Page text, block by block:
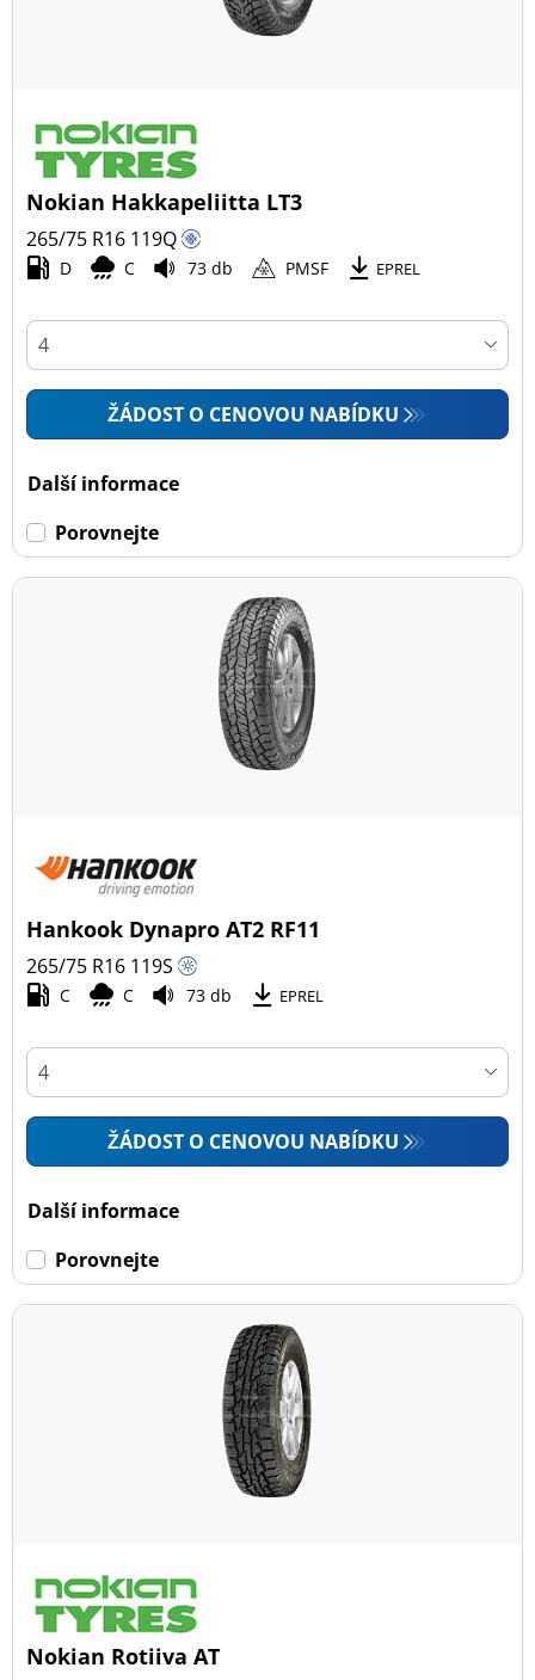
Nokian Hakkapeliitta LT3
265/75 R16 119Q
D C 73 db PMSF EPREL
ŽÁDOST O CENOVOU NABÍDKU
Další informace
Porovnejte
Hankook Dynapro AT2 RF11
265/75 R16 119S
C C 73 db EPREL
ŽÁDOST O CENOVOU NABÍDKU
Další informace
Porovnejte
Nokian Rotiiva AT